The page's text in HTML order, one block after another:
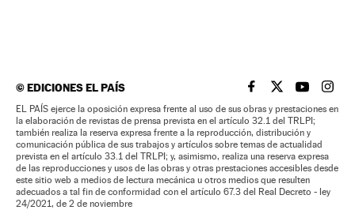
©EDICIONES EL PAÍS EL PAÍS BRASIL EN
EL PAÍSEL PAÍS
EL
EL PAÍS ejerce la oposición expresa frente al uso de sus obras y prestaciones en
la elaboración de revistas de prensa prevista en el artículo 32.1 del TRLPI;
también realiza la reserva expresa frente a la reproducción, distribución y
comunicación pública de sus trabajos y artículos sobre temas de actualidad
prevista en el artículo 33.1 del TRLPI; y, asimismo, realiza una reserva expresa
de las reproducciones y usos de las obras y otras prestaciones accesibles desde
este sitio web a medios de lectura mecánica u otros medios que resulten
adecuados a tal fin de conformidad con el artículo 67.3 del Real Decreto - ley
24/2021, de 2 de noviembre